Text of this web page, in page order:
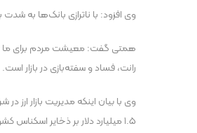
وی افزود: با ناترازی بانک‌ها به
همتی گفت: معیشت مردم برای ما در
رانت، فساد و سفته‌بازی در بازار
۱.۵ میلیارد دلار بر ذخایر اسکناس کشور اضافه کنیم.